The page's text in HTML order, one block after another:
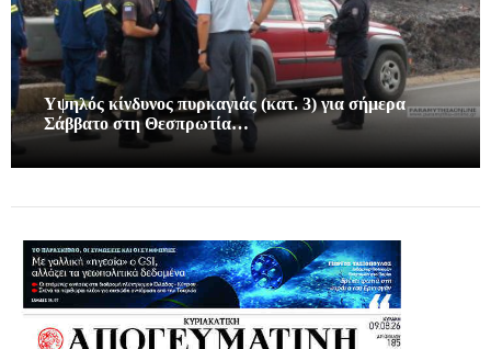
Υψηλός κίνδυνος πυρκαγιάς (κατ. 3) για σήμερα
Σάββατο στη Θεσπρωτία…